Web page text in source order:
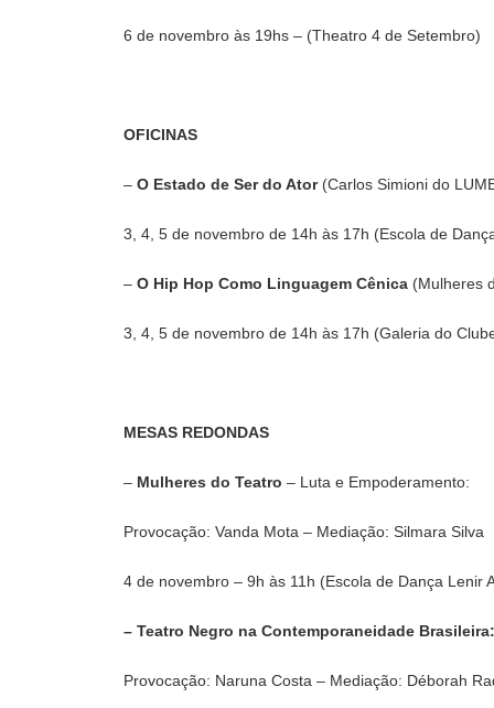
6 de novembro às 19hs – (Theatro 4 de Setembro)
OFICINAS
– O Estado de Ser do Ator(Carlos Simioni do
3, 4, 5 de novembro de 14h às 17h (Escola de
– O Hip Hop Como Linguagem Cênica (Mulheres
3, 4, 5 de novembro de 14h às 17h (Galeria do
MESAS REDONDAS
– Mulheres do Teatro – Luta e Empoderamento:
Provocação: Vanda Mota – Mediação: Silmara Silva
4 de novembro – 9h às 11h (Escola de Dança Lenir
– Teatro Negro na Contemporaneidade Brasileira:
Provocação: Naruna Costa – Mediação: Déborah